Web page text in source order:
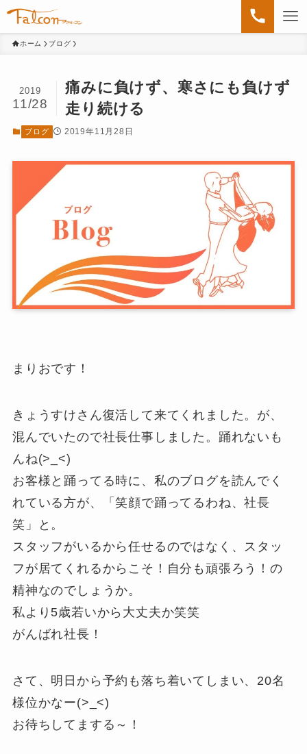
ホーム ブログ
痛みに負けず、寒さにも負けず
走り続ける
2019
11/28
ブログ 2019年11月28日
まりおです！
きょうすけさん復活して来てくれました。が、
混んでいたので社長仕事しました。踊れないも
んね(>_<)
お客様と踊ってる時に、私のブログを読んでく
れている方が、「笑顔で踊ってるわね、社長
笑」と。
スタッフがいるから任せるのではなく、スタッ
フが居てくれるからこそ！自分も頑張ろう！の
精神なのでしょうか。
私より5歳若いから大丈夫か笑笑
がんばれ社長！
さて、明日から予約も落ち着いてしまい、20名
様位かなー(>_<)
お待ちしてまする～！